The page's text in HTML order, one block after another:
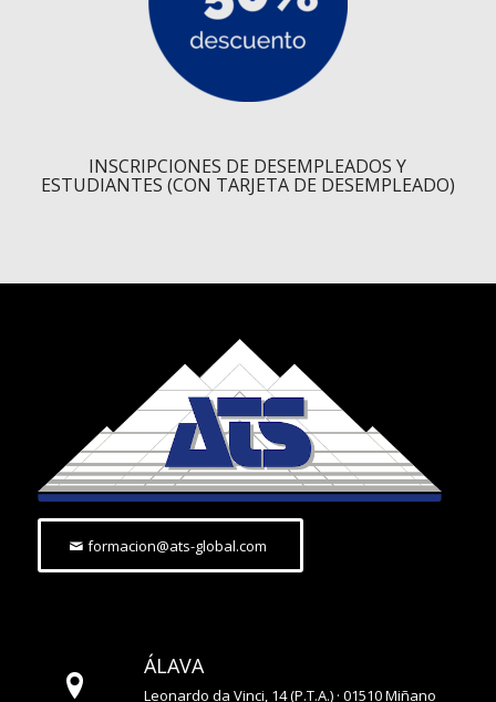
INSCRIPCIONES DE DESEMPLEADOS Y
ESTUDIANTES (CON TARJETA DE DESEMPLEADO)
formacion@ats-global.com
ÁLAVA
Leonardo da Vinci, 14 (P.T.A.) · 01510 Miñano